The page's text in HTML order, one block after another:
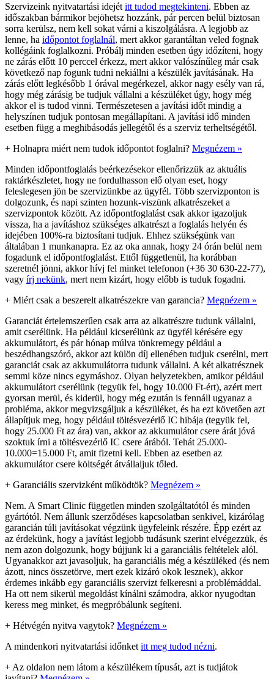
Szervizeink nyitvatartási idejét itt tudod megtekinteni. Ebben az
időszakban bármikor bejöhetsz hozzánk, pár percen belül biztosan
sorra kerülsz, nem kell sokat várni a kiszolgálásra. A legjobb az
lenne, ha időpontot foglalnál, mert akkor garantáltan veled fognak
kollégáink foglalkozni. Próbálj minden esetben úgy időzíteni, hogy
ne zárás előtt 10 perccel érkezz, mert akkor valószínűleg már csak
következő nap fogunk tudni nekiállni a készülék javításának. Ha
zárás előtt legkésőbb 1 órával megérkezel, akkor nagy esély van rá,
hogy még zárásig be tudjuk vállalni a készüléket úgy, hogy még
akkor el is tudod vinni. Természetesen a javítási időt mindig a
helyszínen tudjuk pontosan megállapítani. A javítási idő minden
esetben függ a meghibásodás jellegétől és a szerviz terheltségétől.
+ Holnapra miért nem tudok időpontot foglalni? Megnézem »
Minden időpontfoglalás beérkezésekor ellenőrizzük az aktuális
raktárkészletet, hogy ne fordulhasson elő olyan eset, hogy
feleslegesen jön be szervizünkbe az ügyfél. Több szervizponton is
dolgozunk, és napi szinten hozunk-viszünk alkatrészeket a
szervizpontok között. Az időpontfoglalást csak akkor igazoljuk
vissza, ha a javításhoz szükséges alkatrészt a foglalás helyén és
idejében 100%-ra biztosítani tudjuk. Ehhez szükségünk van
általában 1 munkanapra. Ez az oka annak, hogy 24 órán belül nem
fogadunk el időpontfoglalást. Ettől függetlenül, ha korábban
szeretnél jönni, akkor hívj fel minket telefonon (+36 30 630-22-77),
vagy írj nekünk, mert nem kizárt, hogy előbb is tuduk fogadni.
+ Miért csak a beszerelt alkatrészekre van garancia? Megnézem »
Garanciát értelemszerűen csak arra az alkatrészre tudunk vállalni,
amit cserélünk. Ha például kicserélünk az ügyfél kérésére egy
akkumulátort, és pár hónap múlva tönkremegy például a
beszédhangszóró, akkor azt külön díj ellenében tudjuk cserélni, mert
garanciát csak az akkumulátorra tudunk vállalni. A két alkatrésznek
semmi köze nincs egymáshoz. Olyan helyzetekben, amikor például
akkumulátort cserélünk (tegyük fel, hogy 10.000 Ft-ért), azért mert
gyorsan merül, és kiderül, hogy még ezután is fennáll ugyanaz a
probléma, akkor megvizsgáljuk a készüléket, és ha ezt követően azt
állapítjuk meg, hogy például töltésvezérlő IC hibája (tegyük fel,
hogy 25.000 Ft az ára) van, akkor az akkumulátor csere árát jóvá
szoktuk írni a töltésvezérlő IC csere árából. Tehát 25.000-
10.000=15.000 Ft, amit fizetni kell. Ebben az esetben az
akkumulátor csere költségét átvállaljuk tőled.
+ Garanciális szervizként működtök? Megnézem »
Nem. A Smart Clinic független minden szolgáltatótól és minden
gyártótól. Nem állunk szerződéses kapcsolatban senkivel, kizárólag
garancián túli javításokat végzünk ügyfeleink részére. Épp ezért az
az érdekünk, hogy a javítást legjobb tudásunk szerint elvégezzük, és
nem azon dolgozunk, hogy bújjunk ki a garanciális feltételek alól.
Ugyanakkor azt javasoljuk, ha garanciális még a készüléked (és nem
ázott, nincs összetörve, mert ezek kizáró okok lesznek), akkor
érdemes inkább egy garanciális szervizt felkeresni a problémáddal.
Ha ott nem sikerül megoldást kínálni számodra, akkor nyugodtan
keress meg minket, és megpróbálunk segíteni.
+ Hétvégén nyitva vagytok? Megnézem »
A mindenkori nyitvatartási időnket itt meg tudod nézni.
+ Az oldalon nem látom a készülékem típusát, azt is tudjátok